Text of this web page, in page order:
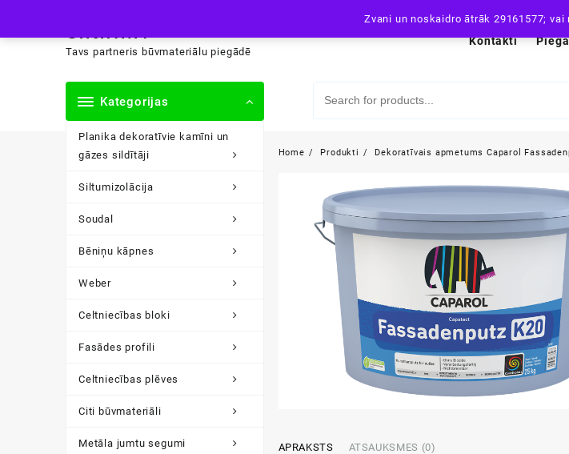
Zvani un noskaidro ātrāk 29161577;
content
siltini.lv
Tavs partneris būvmateriālu piegādē
Kontakti
Kategorijas
Planika dekoratīvie kamīni un
gāzes sildītāji
Siltumizolācija
Soudal
Bēniņu kāpnes
Weber
Celtniecības bloki
Fasādes profili
Celtniecības plēves
Citi būvmateriāli
Metāla jumtu segumi
Home Produkti Dekoratīvais apmetums Caparol
APRAKSTS ATSAUKSMES (0)